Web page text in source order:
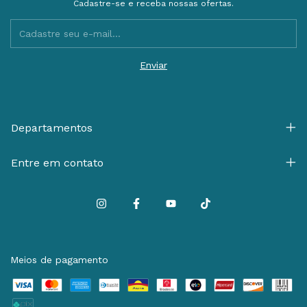
Cadastre-se e receba nossas ofertas.
Departamentos
Entre em contato
Meios de pagamento